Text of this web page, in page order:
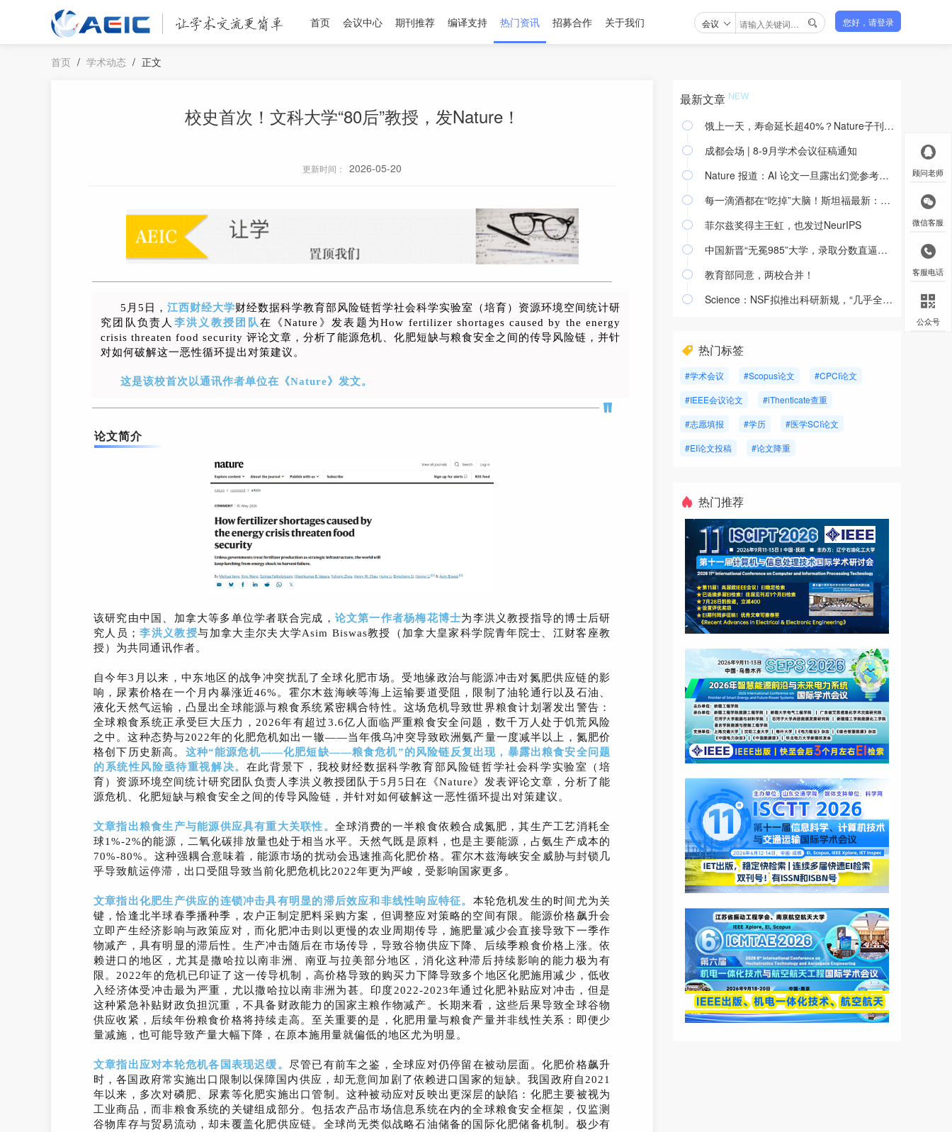
首页 会议中心 期刊推荐 编译支持 热门资讯 招募合作 关于我们 会议  您好，请登录
首页 / 学术动态 / 正文
校史首次！文科大学“80后”教授，发Nature！
更新时间： 2026-05-20
5月5日， 江西财经大学财经数据科学教育部风险链哲学社会科学实验室（培育）资源环境空间统计研
究团队负责人 李洪义教授 团队在《Nature》发表题为How fertilizer shortages caused by the energy
crisis threaten food security 评论文章，分析了能源危机、化肥短缺与粮食安全之间的传导风险链，并针
对如何破解这一恶性循环提出对策建议。
这是该校首次以通讯作者单位在《Nature》发文。
论文简介
该研究由中国、加拿大等多单位学者联合完成， 论文第一作者杨梅花博士为李洪义教授指导的博士后研
究人员；李洪义教授与加拿大圭尔夫大学Asim Biswas教授（加拿大皇家科学院青年院士、江财客座教
授）为共同通讯作者。
自今年3月以来，中东地区的战争冲突扰乱了全球化肥市场。受地缘政治与能源冲击对氮肥供应链的影
响，尿素价格在一个月内暴涨近46%。霍尔木兹海峡等海上运输要道受阻，限制了油轮通行以及石油、
液化天然气运输，凸显出全球能源与粮食系统紧密耦合特性。这场危机导致世界粮食计划署发出警告：
全球粮食系统正承受巨大压力，2026年有超过3.6亿人面临严重粮食安全问题，数千万人处于饥荒风险
之中。这种态势与2022年的化肥危机如出一辙——当年俄乌冲突导致欧洲氨产量一度减半以上，氮肥价
格创下历史新高。 这种“能源危机——化肥短缺——粮食危机”的风险链 反复出现，暴露出粮食安全问题
的 系统性风险亟待重视解决。 在此背景下，我校财经数据科学教育部风险链哲学社会科学实验室（培
育）资源环境空间统计研究团队负责人李洪义教授团队于5月5日在《Nature》发表评论文章，分析了能
源危机、化肥短缺与粮食安全之间的传导风险链，并针对如何破解这一恶性循环提出对策建议。
文章指出粮食生产与能源供应具有重大关联性。 全球消费的一半粮食依赖合成氮肥，其生产工艺消耗全
球1%-2%的能源，二氧化碳排放量也处于相当水平。天然气既是原料，也是主要能源，占氨生产成本的
70%-80%。这种强耦合意味着，能源市场的扰动会迅速推高化肥价格。霍尔木兹海峡安全威胁与封锁几
乎导致航运停滞，出口受阻导致当前化肥危机比2022年更为严峻，受影响国家更多。
文章指出化肥生产供应的连锁冲击具有明显的滞后效应和非线性响应特征。 本轮危机发生的时间尤为关
键，恰逢北半球春季播种季，农户正制定肥料采购方案，但调整应对策略的空间有限。能源价格飙升会
立即产生经济影响与政策应对，而化肥冲击则以更慢的农业周期传导，施肥量减少会直接导致下一季作
物减产，具有明显的滞后性。生产冲击随后在市场传导，导致谷物供应下降、后续季粮食价格上涨。依
赖进口的地区，尤其是撒哈拉以南非洲、南亚与拉美部分地区，消化这种滞后持续影响的能力极为有
限。2022年的危机已印证了这一传导机制，高价格导致的购买力下降导致多个地区化肥施用减少，低收
入经济体受冲击最为严重，尤以撒哈拉以南非洲为甚。印度2022-2023年通过化肥补贴应对冲击，但是
这种紧急补贴财政负担沉重，不具备财政能力的国家主粮作物减产。长期来看，这些后果导致全球谷物
供应收紧，后续年份粮食价格将持续走高。至关重要的是，化肥用量与粮食产量并非线性关系：即便少
量减施，也可能导致产量大幅下降，在原本施用量就偏低的地区尤为明显。
文章指出应对本轮危机各 国表现迟缓。 尽管已有前车之鉴，全球应对仍停留在被动层面。化肥价格飙升
时，各国政府常实施出口限制以保障国内供应，却无意间加剧了依赖进口国家的短缺。我国政府自2021
年以来，多次对磷肥、尿素等化肥实施出口管制。这种被动应对反映出更深层的缺陷：化肥主要被视为
工业商品，而非粮食系统的关键组成部分。包括农产品市场信息系统在内的全球粮食安全框架，仅监测
谷物库存与贸易流动，却未覆盖化肥供应链。全球尚无类似战略石油储备的国际化肥储备机制。极少有
最新文章
 饿上一天，寿命延长超40%？Nature子刊：关键不是饿的时候燃烧脂肪，而是“吃回去”时关掉燃脂开关；而大脑“感觉饿”，还能调整
 成都会场 | 8-9月学术会议征稿通知
 Nature 报道：AI 论文一旦露出幻觉参考文献，作者可能被封禁一年
 每一滴酒都在“吃掉”大脑！斯坦福最新：即便每天只小酌，近30%脑区血流减少、46%皮层变薄，且年龄越大脑损伤越重！喝酒无安全阈值
 菲尔兹奖得主王虹，也发过NeurIPS
 中国新晋“无冕985”大学，录取分数直逼浙大，超越众多“双一流”高校
 教育部同意，两校合并！
 Science：NSF拟推出科研新规，“几乎全面禁止与所有中国科学家合作”
热门标签
#学术会议 #Scopus论文
#CPCI论文
#IEEE会议论文
#iThenticate查重
#志愿填报
#学历
#医学SCI论文
#EI论文投稿
#论文降重
热门推荐
顾问老师
微信客服
客服电话
公众号